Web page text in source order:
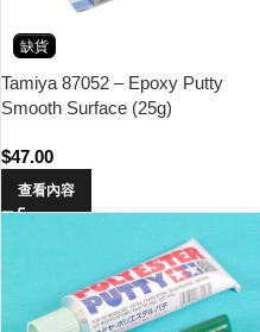
缺貨
Tamiya 87052 – Epoxy Putty
Smooth Surface (25g)
$47.00
查看內容